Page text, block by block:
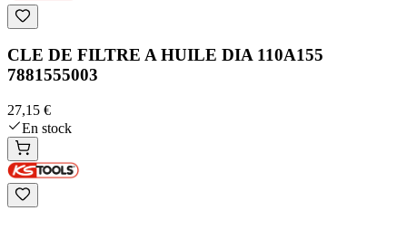
CLE DE FILTRE A HUILE DIA 110A155
7881555003
27,15 €
En stock